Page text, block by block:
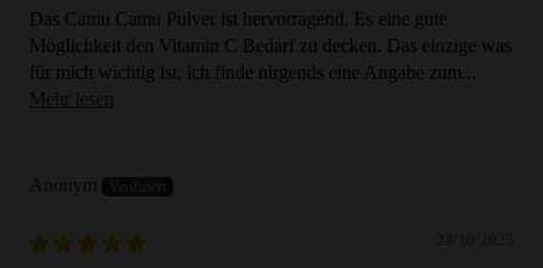
Das Camu Camu Pulver ist hervorragend. Es eine gute
Möglichkeit den Vitamin C Bedarf zu decken. Das einzige was
für mich wichtig ist, ich finde nirgends eine Angabe zum...
Mehr lesen
Anonym